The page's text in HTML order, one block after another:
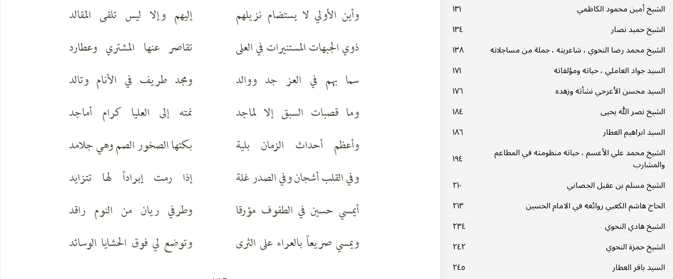
الشيخ أمين محمود الكاظمي
١٣١
الشيخ حميد نصار
١٣٤
الشيخ محمد رضا النحوي ، شاعريته ، جملة من مساجلاته
١٣٨
السيد جواد العاملي ، حياته ومؤلفاته
١٧١
السيد محسن الأعرجي نشأته وزهده
١٧٦
الشيخ نصر الله يحيى
١٨٤
السيد ابراهيم العطار
١٨٦
الشيخ محمد علي الأعسم ، حياته منظومته في المطاعم
والمشارب
١٩٤
الشيخ مسلم بن عقيل الجصاني
٢١٠
الحاج هاشم الكعبي روائعه في الامام الحسين
٢١٣
الشيخ هادي النحوي
٢٣٤
الشيخ حمزة النحوي
٢٤٢
السيد باقر العطار
٢٤٥
وأين الأولي لا يستضام نزيلهم
إليهم وإلا ليس تلقى المقالد
ذوي الجبهات المستنيرات في العلى
تقاصر عنها المشتري وعطارد
سما بهم في العز جد ووالد
ومجد طريف في الأنام وتالد
وما قصبات السبق إلا لماجد
نمته إلى العليا كرام أماجد
وأعظم أحداث الزمان بلية
بكتها الصخور الصم وهي جلامد
وفي القلب أشجان وفي الصدر غلة
إذا رمت إبراداً لها تتزايد
أيمسي حسين في الطفوف مؤرقا
وطرفي ريان من النوم راقد
ويمسي صريعاً بالعراء على الثرى
وتوضع لي فوق الحشايا الوسائد